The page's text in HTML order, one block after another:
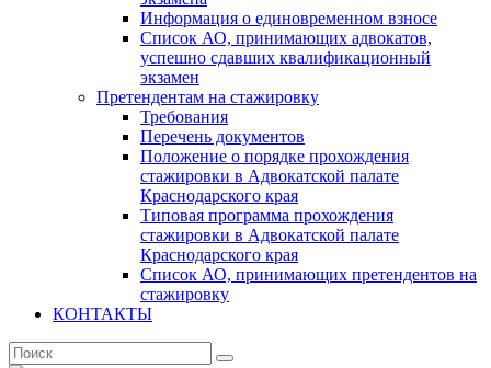
Информация о единовременном взносе
Список АО, принимающих адвокатов,
успешно сдавших квалификационный
экзамен
Претендентам на стажировку
Требования
Перечень документов
Положение о порядке прохождения
стажировки в Адвокатской палате
Краснодарского края
Типовая программа прохождения
стажировки в Адвокатской палате
Краснодарского края
Список АО, принимающих претендентов на
стажировку
КОНТАКТЫ